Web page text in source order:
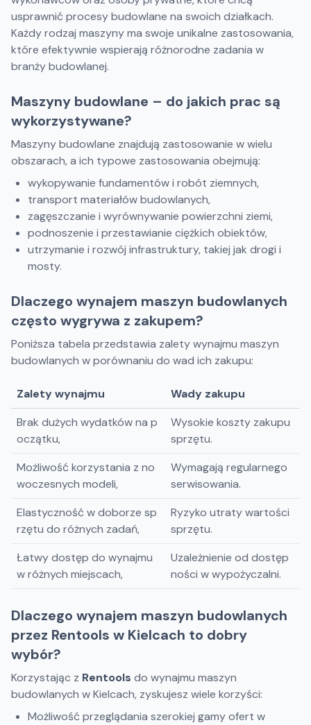
usprawnić procesy budowlane na swoich działkach.
Każdy rodzaj maszyny ma swoje unikalne zastosowania,
które efektywnie wspierają różnorodne zadania w
branży budowlanej.
Maszyny budowlane – do jakich prac są
wykorzystywane?
Maszyny budowlane znajdują zastosowanie w wielu
obszarach, a ich typowe zastosowania obejmują:
wykopywanie fundamentów i robót ziemnych,
transport materiałów budowlanych,
zagęszczanie i wyrównywanie powierzchni ziemi,
podnoszenie i przestawianie ciężkich obiektów,
utrzymanie i rozwój infrastruktury, takiej jak drogi i
mosty.
Dlaczego wynajem maszyn budowlanych
często wygrywa z zakupem?
Poniższa tabela przedstawia zalety wynajmu maszyn
budowlanych w porównaniu do wad ich zakupu:
Zalety wynajmu
Wady zakupu
Brak dużych wydatków na p
oczątku,
Wysokie koszty zakupu
sprzętu.
Możliwość korzystania z no
woczesnych modeli,
Wymagają regularnego
serwisowania.
Elastyczność w doborze sp
rzętu do różnych zadań,
Ryzyko utraty wartości
sprzętu.
Łatwy dostęp do wynajmu
w różnych miejscach,
Uzależnienie od dostęp
ności w wypożyczalni.
Dlaczego wynajem maszyn budowlanych
przez Rentools w Kielcach to dobry
wybór?
Korzystając z Rentools do wynajmu maszyn
budowlanych w Kielcach, zyskujesz wiele korzyści:
Możliwość przeglądania szerokiej gamy ofert w